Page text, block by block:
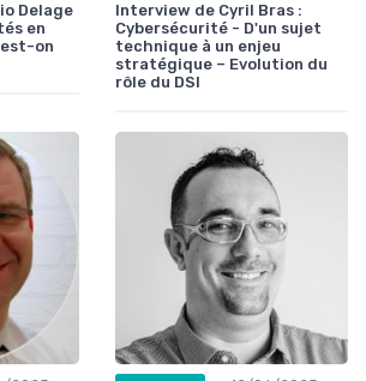
Delage
en
on
Interview de Cyril Bras :
Cybersécurité - D'un sujet
technique à un enjeu
stratégique – Evolution du
rôle du DSI